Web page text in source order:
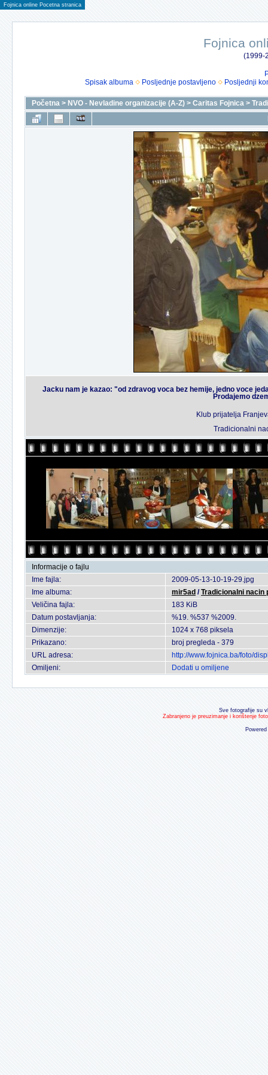
Fojnica online Pocetna stranica
Fojnica
(1999-
Spisak albuma
Posljednje postavljeno Posljednji
Početna > NVO - Nevladine organizacije (A-Z) > Caritas Fojnica >
Jacku nam je kazao: "od zdravog voca bez hemije, jedno voce
Prodajemo
Klub prijatelja
Tradicionalni
Informacije o fajlu
Ime fajla:
2009-05-13-10-19-29.jpg
Ime albuma:
mir5ad /Tradicionalni nacin
Veličina fajla:
183 KiB
Datum postavljanja:
%19. %537 %2009.
Dimenzije:
1024 x 768 piksela
Prikazano:
broj pregleda - 379
URL adresa:
http://www.fojnica.ba/foto/
Omiljeni:
Dodati u omiljene
Sve fotografije su
Zabranjeno je preuzimanje i korištenje